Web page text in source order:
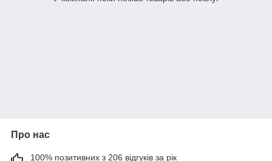
Про нас
100% позитивних з 206 відгуків за рік